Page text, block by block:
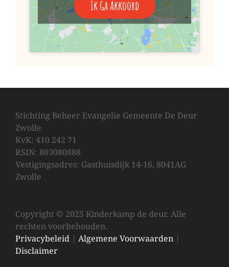
Ik Ga Akkoord
Stichting Beheer Evangelie Gemeente De Deur
Zwolle
KvK: 410 242 71
RSIN: 803080888
Vestigingsadres: Gasthuisdijk 14-16, 8041AG
Zwolle
Copyright © 2025 Kinderkamp de deur. Alle
rechten voorbehouden.
Privacybeleid | Algemene Voorwaarden |
Disclaimer